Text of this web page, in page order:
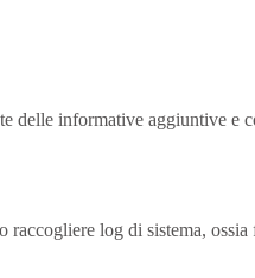
delle informative aggiuntive e
log di sistema,